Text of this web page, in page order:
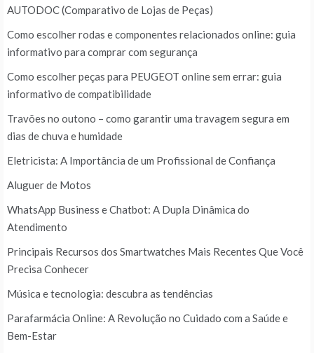
AUTODOC (Comparativo de Lojas de Peças)
Como escolher rodas e componentes relacionados online: guia
informativo para comprar com segurança
Como escolher peças para PEUGEOT online sem errar: guia
informativo de compatibilidade
Travões no outono – como garantir uma travagem segura em
dias de chuva e humidade
Eletricista: A Importância de um Profissional de Confiança
Aluguer de Motos
WhatsApp Business e Chatbot: A Dupla Dinâmica do
Atendimento
Principais Recursos dos Smartwatches Mais Recentes Que Você
Precisa Conhecer
Música e tecnologia: descubra as tendências
Parafarmácia Online: A Revolução no Cuidado com a Saúde e
Bem-Estar